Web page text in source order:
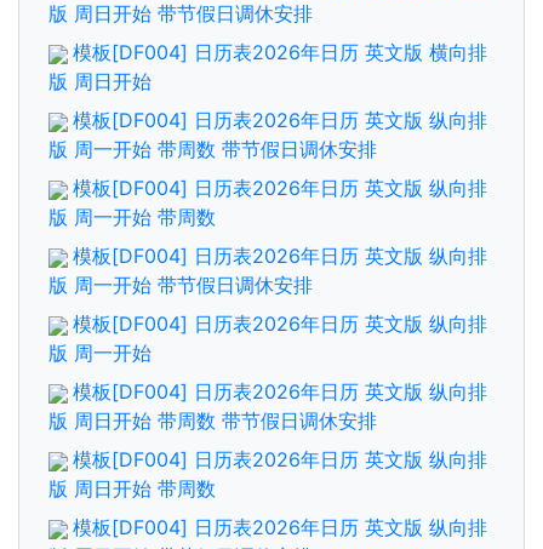
版 周日开始 带节假日调休安排
模板[DF004] 日历表2026年日历 英文版 横向排
版 周日开始
模板[DF004] 日历表2026年日历 英文版 纵向排
版 周一开始 带周数 带节假日调休安排
模板[DF004] 日历表2026年日历 英文版 纵向排
版 周一开始 带周数
模板[DF004] 日历表2026年日历 英文版 纵向排
版 周一开始 带节假日调休安排
模板[DF004] 日历表2026年日历 英文版 纵向排
版 周一开始
模板[DF004] 日历表2026年日历 英文版 纵向排
版 周日开始 带周数 带节假日调休安排
模板[DF004] 日历表2026年日历 英文版 纵向排
版 周日开始 带周数
模板[DF004] 日历表2026年日历 英文版 纵向排